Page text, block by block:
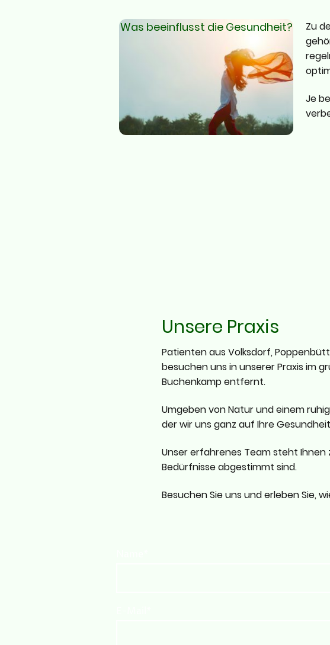
Was beeinflusst die Gesundheit?
Zu
Je
Unsere Praxis
Patienten aus Volksdorf,
besuchen uns in unserer Praxis im
Buchenkamp entfernt.
Umgeben von Natur und einem
der wir uns ganz auf Ihre
Unser erfahrenes Team steht Ihnen
Bedürfnisse abgestimmt sind.
Besuchen Sie uns und erleben Sie,